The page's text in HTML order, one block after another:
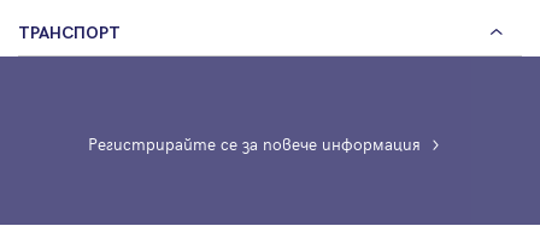
ТРАНСПОРТ
Регистрирайте се за повече информация